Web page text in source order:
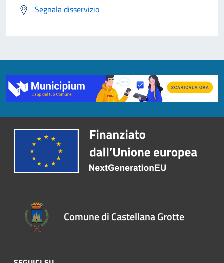
Segnala disservizio
Comune di Castellana Grotte